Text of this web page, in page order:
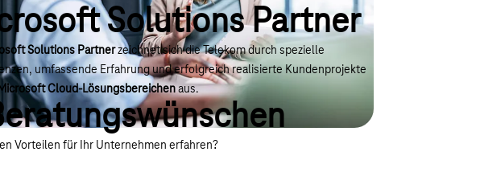
Solutions Partner
Solutions Partnerzeichnet sich die Telekom durch spezielle
umfassende Erfahrung und erfolgreich realisierte Kundenprojekte
Microsoft Cloud-Lösungsbereichenaus.
Vorteilen für Ihr Unternehmen erfahren?